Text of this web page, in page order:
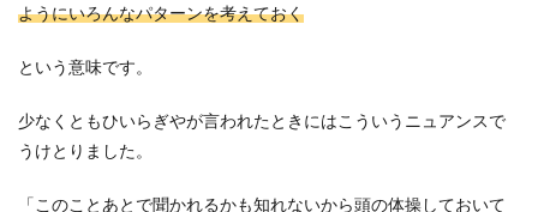
ようにいろんなパターンを考えておく
という意味です。
少なくともひいらぎやが言われたときにはこういうニュアンスで
うけとりました。
「このことあとで聞かれるかも知れないから頭の体操しておいて